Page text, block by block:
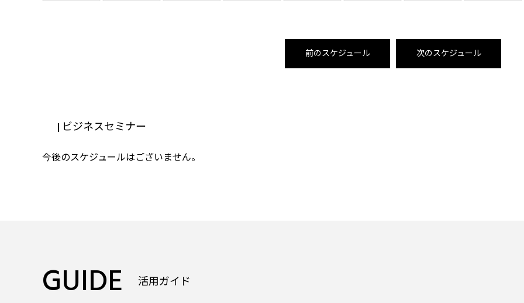
前のスケジュール 次のスケジュール
| ビジネスセミナー
今後のスケジュールはございません。
GUIDE 活用ガイド